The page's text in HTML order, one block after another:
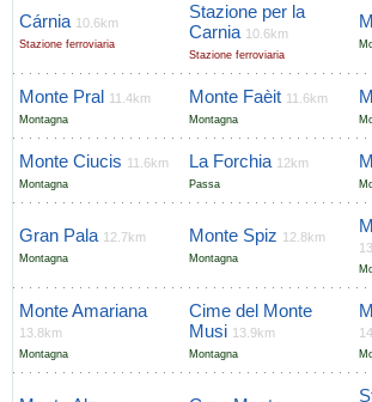
Cárnia 10.6km
Stazione ferroviaria
Stazione per la
Carnia 10.6km
Stazione ferroviaria
Monte Pral 11.4km
Montagna
Monte Faèit 11.6km
Montagna
Monte Ciucis 11.6km
Montagna
La Forchia 12km
Passa
Gran Pala 12.7km
Montagna
Monte Spiz 12.8km
Montagna
Monte Amariana
13.8km
Montagna
Cime del Monte
Musi 13.9km
Montagna